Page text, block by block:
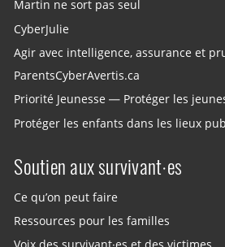
Martin ne sort pas seul
CyberJulie
Agir avec intelligence, assurance et
ParentsCyberAvertis.ca
Priorité Jeunesse — Protéger les
Protéger les enfants dans les lieux
Soutien aux survivant·es
Ce qu’on peut faire
Ressources pour les familles